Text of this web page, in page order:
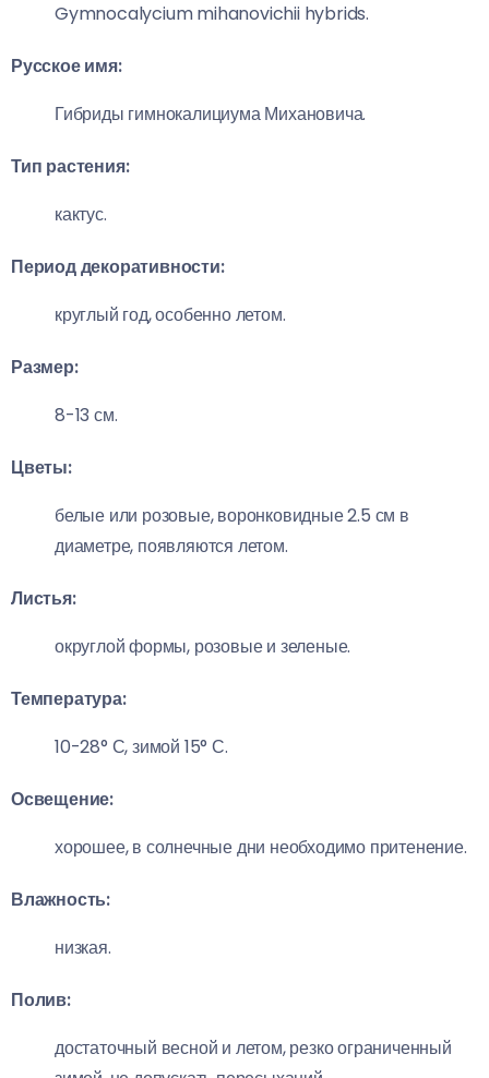
Gymnocalycium mihanovichii hybrids.
Русское имя:
Гибриды гимнокалициума Михановича.
Тип растения:
кактус.
Период декоративности:
круглый год, особенно летом.
Размер:
8-13 см.
Цветы:
белые или розовые, воронковидные 2.5 см в
диаметре, появляются летом.
Листья:
округлой формы, розовые и зеленые.
Температура:
10-28° С, зимой 15° С.
Освещение:
хорошее, в солнечные дни необходимо притенение.
Влажность:
низкая.
Полив:
достаточный весной и летом, резко ограниченный